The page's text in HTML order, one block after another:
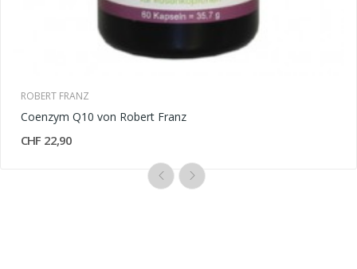
ROBERT FRANZ
Coenzym Q10 von Robert Franz
CHF 22,90